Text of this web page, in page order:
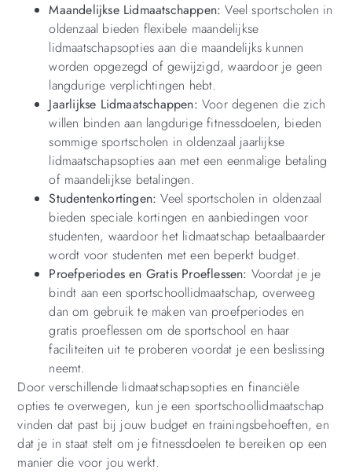
Maandelijkse Lidmaatschappen: Veel sportscholen in
oldenzaal bieden flexibele maandelijkse
lidmaatschapsopties aan die maandelijks kunnen
worden opgezegd of gewijzigd, waardoor je geen
langdurige verplichtingen hebt.
Jaarlijkse Lidmaatschappen: Voor degenen die zich
willen binden aan langdurige fitnessdoelen, bieden
sommige sportscholen in oldenzaal jaarlijkse
lidmaatschapsopties aan met een eenmalige betaling
of maandelijkse betalingen.
Studentenkortingen: Veel sportscholen in oldenzaal
bieden speciale kortingen en aanbiedingen voor
studenten, waardoor het lidmaatschap betaalbaarder
wordt voor studenten met een beperkt budget.
Proefperiodes en Gratis Proeflessen: Voordat je je
bindt aan een sportschoollidmaatschap, overweeg
dan om gebruik te maken van proefperiodes en
gratis proeflessen om de sportschool en haar
faciliteiten uit te proberen voordat je een beslissing
neemt.
Door verschillende lidmaatschapsopties en financiële
opties te overwegen, kun je een sportschoollidmaatschap
vinden dat past bij jouw budget en trainingsbehoeften, en
dat je in staat stelt om je fitnessdoelen te bereiken op een
manier die voor jou werkt.